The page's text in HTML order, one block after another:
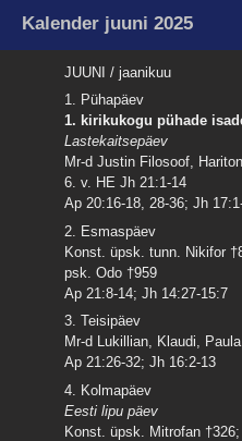
Kalender juuni 2025
JUUNI / jaanikuu
1. Pühapäev
1. kirikukogu pühade
Lastekaitsepäev
Mr-d Justin Filosoof,
6. v. HE Jh 21:1-14
Ap 20:16-18, 28-36; Jh
2. Esmaspäev
Konst. üpsk. tunn. Nikifor
psk. Odo †959
Ap 21:8-14; Jh 14:27-15:7
3. Teisipäev
Mr-d Lukillian, Klaudi,
Ap 21:26-32; Jh 16:2-13
4. Kolmapäev
Eesti lipu päev
Konst. üpsk. Mitrofan